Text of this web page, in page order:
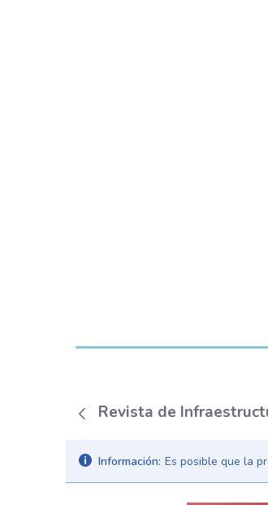
Revista de
Información: Es posible que la